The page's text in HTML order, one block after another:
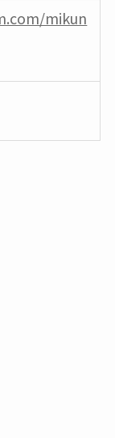
mikun